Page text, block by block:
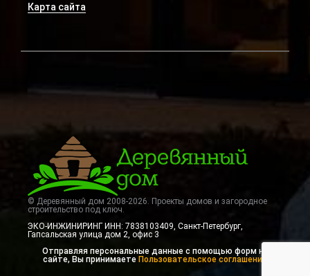
Карта сайта
© Деревянный дом 2008-2026. Проекты домов и загородное
строительство под ключ.
ЭКО-ИНЖИНИРИНГ ИНН: 7838103409, Санкт-Петербург
Гапсальская улица дом 2, офис 3
Отправляя персональные данные с помощью форм на
сайте, Вы принимаете Пользовательское соглашение